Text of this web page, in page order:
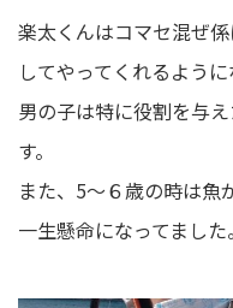
楽太くんはコマセ混ぜ
してやってくれるように
男の子は特に役割を与
す。
また、5～６歳の時は魚
一生懸命になってました。